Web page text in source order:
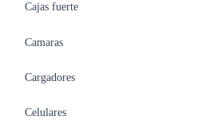
Cajas fuerte
Camaras
Cargadores
Celulares